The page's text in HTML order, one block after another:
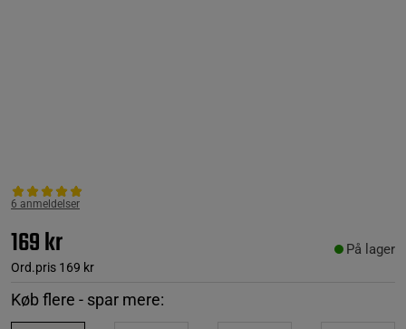
6 anmeldelser
169 kr
Ord.pris 169 kr
På lager
Køb flere - spar mere: